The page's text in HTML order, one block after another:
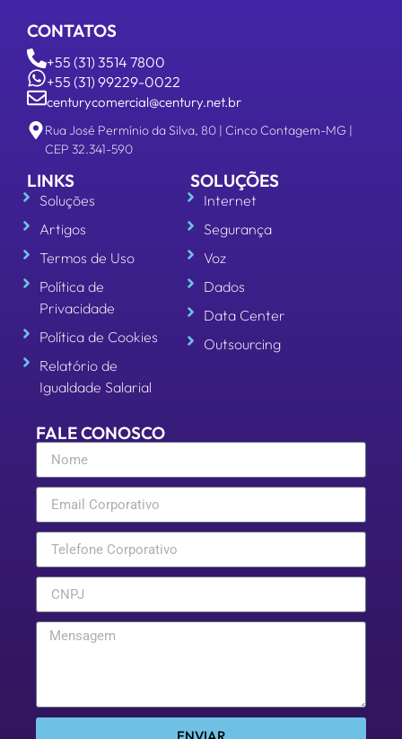
CONTATOS
+55 (31) 3514 7800
+55 (31) 99229-0022
centurycomercial@century.net.br
Rua José Permínio da Silva, 80 | Cinco Contagem-MG |
CEP 32.341-590
LINKS
Soluções
Artigos
Termos de Uso
Política de
Privacidade
Política de Cookies
Relatório de
Igualdade Salarial
SOLUÇÕES
Internet
Segurança
Voz
Dados
Data Center
Outsourcing
FALE CONOSCO
ENVIAR